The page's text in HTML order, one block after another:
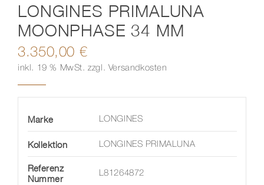
LONGINES PRIMALUNA
MOONPHASE 34 MM
3.350,00 €
inkl. 19 % MwSt. zzgl. Versandkosten
Marke LONGINES
Kollektion LONGINES PRIMALUNA
Referenz
Nummer
L81264872